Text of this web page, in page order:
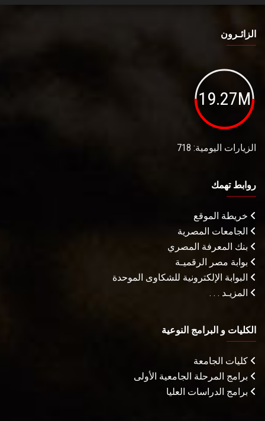
الزائـرون
19.27M
الزيارات اليومية: 718
روابط تهمك
خريطة الموقع
الجامعات المصرية
بنك المعرفة المصري
بوابة مصر الرقميـة
البوابة الإلكترونية للشكاوى الموحدة
المزيـد . . .
الكليات و البرامج النوعية
كليات الجامعة
برامج المرحلة الجامعية الأولى
برامج الدراسات العليا